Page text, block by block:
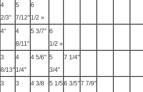
4
2/3"
5
7/12"
6
1/2 »
4"
4
8/11"
5 3/7" 6
1/2 »
3
8/13"
4
1/4"
4 5/6" 5
3/4"
7 1/4"
3
3
4 3/8
5 1/5 6 3/5"7 7/9"